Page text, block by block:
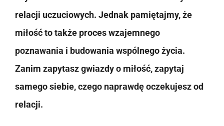
relacji uczuciowych. Jednak pamiętajmy, że
miłość to także proces wzajemnego
poznawania i budowania wspólnego życia.
Zanim zapytasz gwiazdy o miłość, zapytaj
samego siebie, czego naprawdę oczekujesz od
relacji.